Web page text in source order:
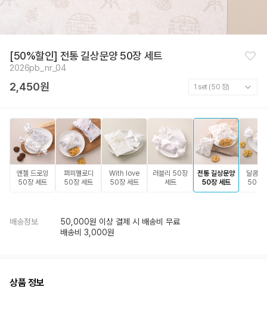
찜
하
[50%할인] 전통 길상문양 50장 세트
2026pb_nr_04
2,450원
엔젤 드로잉
50장 세트
퍼피멜로디
50장 세트
With love
50장 세트
러블리 50장
세트
전통 길상문양
50장 세트
달콤한
50장
배송정보
50,000원 이상 결제 시 배송비 무료
배송비 3,000원
상품 정보